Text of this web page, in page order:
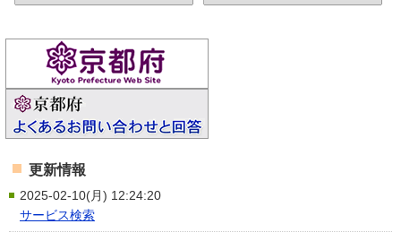
更新情報
2025-02-10(月) 12:24:20
サービス検索